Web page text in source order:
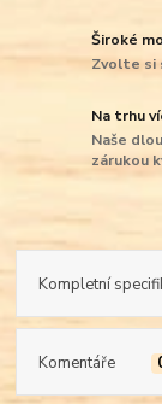
Široké
Zvolte si
Na trhu
Naše
zárukou
Kompletní
Komentáře